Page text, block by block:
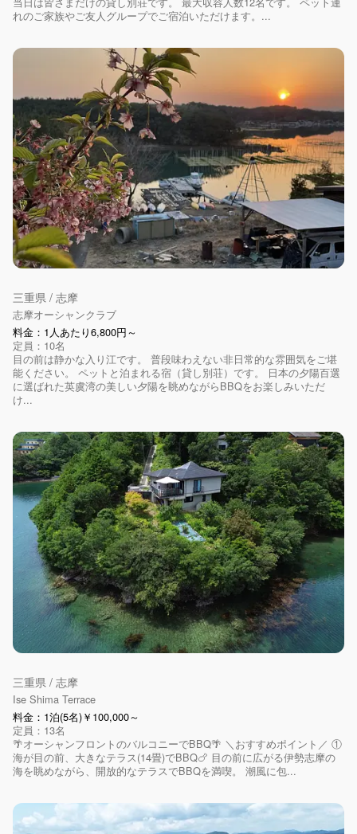
れのご家族やご友人グループでご宿泊いただけます。...
三重県 / 志摩
志摩オーシャンクラブ
料金：1人あたり6,800円～
定員：10名
目の前は静かな入り江です。 普段味わえない非日常的な雰囲気をご堪
能ください。 ペットと泊まれる宿（貸し別荘）です。 日本の夕陽百選
に選ばれた英虞湾の美しい夕陽を眺めながらBBQをお楽しみいただ
け...
三重県 / 志摩
Ise Shima Terrace
料金：1泊(5名)￥100,000～
定員：13名
🌴オーシャンフロントのバルコニーでBBQ🌴 ＼おすすめポイント／ ①
海が目の前、大きなテラス(14畳)でBBQ🍗 目の前に広がる伊勢志摩の
海を眺めながら、開放的なテラスでBBQを満喫。 潮風に包...